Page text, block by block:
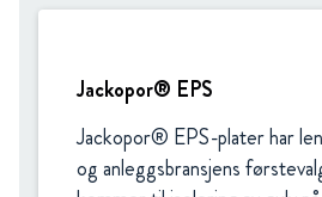
Jackopor® EPS
Jackopor® EPS-plater har
og anleggsbransjens